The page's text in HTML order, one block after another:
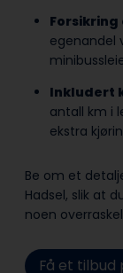
egenandel
Inkludert
antall km i
ekstra
Be om et
Hadsel, slik at
noen
Få et tilbud